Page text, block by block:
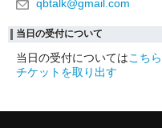
qbtalk@gmail.com
当日の受付について
当日の受付についてはこちら
チケットを取り出す